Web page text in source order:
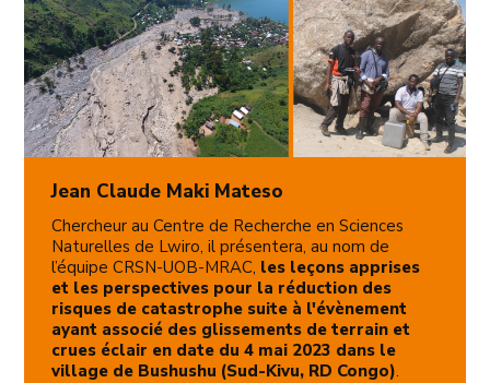
Jean Claude Maki Mateso
Chercheur au Centre de Recherche en Sciences
Naturelles de Lwiro, il présentera, au nom de
l’équipe CRSN-UOB-MRAC, les leçons apprises
et les perspectives pour la réduction des
risques de catastrophe suite à l'évènement
ayant associé des glissements de terrain et
crues éclair en date du 4 mai 2023 dans le
village de Bushushu (Sud-Kivu, RD Congo).